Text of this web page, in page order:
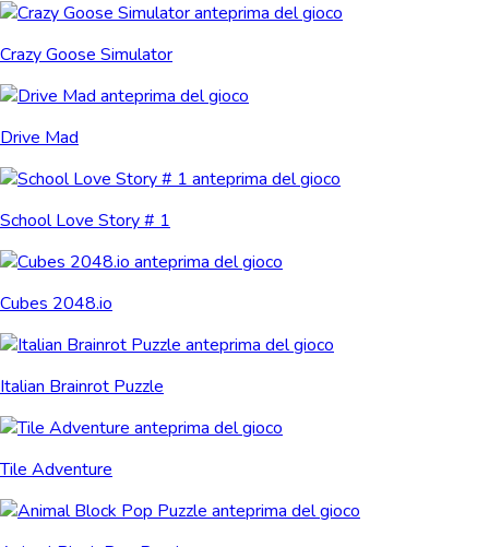
Crazy Goose Simulator
Drive Mad
School Love Story # 1
Cubes 2048.io
Italian Brainrot Puzzle
Tile Adventure